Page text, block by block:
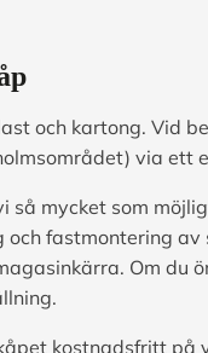
och kartong. Vid
via
så mycket som
fastmontering
Om du
kostnadsfritt på